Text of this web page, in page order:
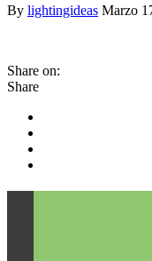
By lightingideas Marzo
Share on:
Share